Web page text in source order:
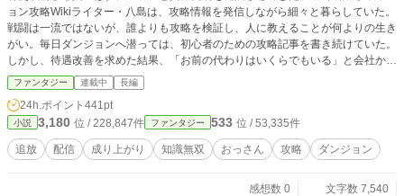
ョン攻略Wikiライター・八島は、攻略情報を発信しながら細々と暮らしていた。
戦闘は一流ではないが、誰よりも攻略を検証し、人に教えることが何よりの生き
がい。毎日ダンジョンへ潜っては、初心者のための攻略記事を書き続けていた。
しかし、待遇改善を求めた結果、「お前の代わりはいくらでもいる」と会社から
契約を打ち切られてしまう。積み重ねてきた知識を世のため人のために役立てた
いと思い、新たな挑戦として攻略動画の配信を始めることを決意する。 初心者
でも必ず攻略できる動画は少しずつ話題となり、一人、また一人と探索者を救い
ながら、ダンジョン攻略の常識そのものを変えていく。
ファンタジー 連載中 長編
24h.ポイント 441pt
小説 3,180 位 / 228,847件 ファンタジー 533 位 / 53,335件
追放 配信 成り上がり 知識無双 おっさん 攻略 ダンジョン
感想数 0
文字数 7,540